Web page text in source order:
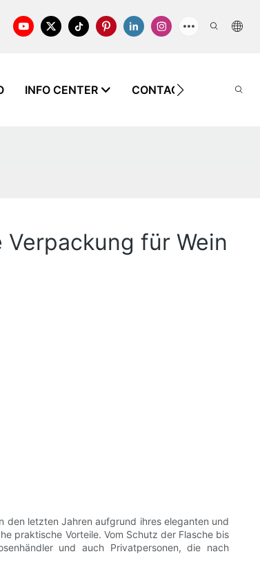
INFO CENTER CONTACT US
für Wein
den letzten Jahren aufgrund ihres eleganten und
praktische Vorteile. Vom Schutz der Flasche bis
und auch Privatpersonen, die nach